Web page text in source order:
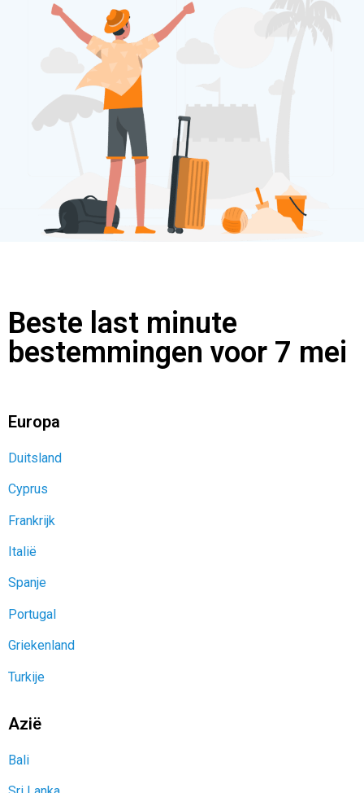
bestemmingen voor 7 mei
Duitsland
Cyprus
Frankrijk
Italië
Spanje
Portugal
Griekenland
Turkije
Bali
Sri Lanka